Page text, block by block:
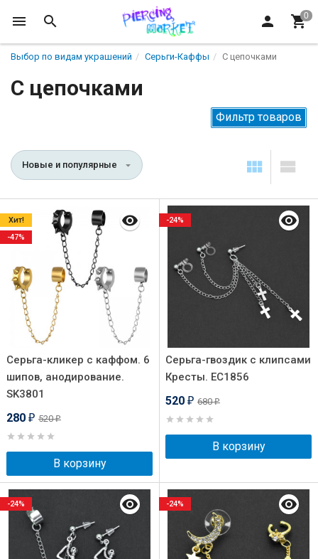
Выбор по видам украшений Серьги-Каффы С цепочками
С цепочками
Фильтр товаров
Новые и популярные
Серьга-кликер с каффом. 6
шипов, анодирование.
SK3801
280 ₽ 520₽
В корзину
Хит!
-47%
Серьга-гвоздик с клипсами
Кресты. EC1856
520 ₽ 680₽
В корзину
-24%
-24% -24%